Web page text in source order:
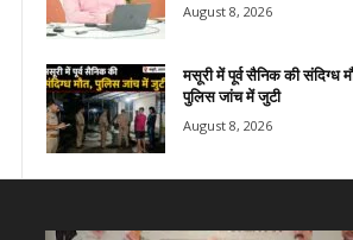
August 8, 2026
मसूरी में पूर्व सैनिक की संदिग्ध
पुलिस जांच में जुटी
August 8, 2026